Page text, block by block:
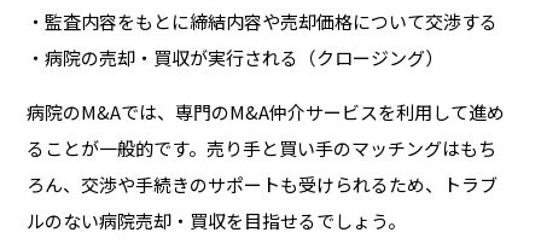
・監査内容をもとに締結内容や売却価格について交渉する
・病院の売却・買収が実行される（クロージング）
病院のM&Aでは、専門のM&A仲介サービスを利用して進め
ることが一般的です。売り手と買い手のマッチングはもち
ろん、交渉や手続きのサポートも受けられるため、トラブ
ルのない病院売却・買収を目指せるでしょう。